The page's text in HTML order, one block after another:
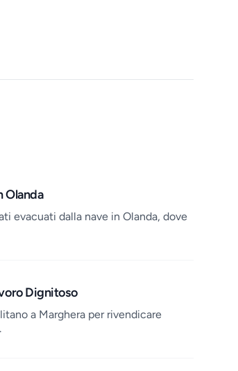
Olanda
evacuati dalla nave in Olanda, dove
Dignitoso
a Marghera per rivendicare